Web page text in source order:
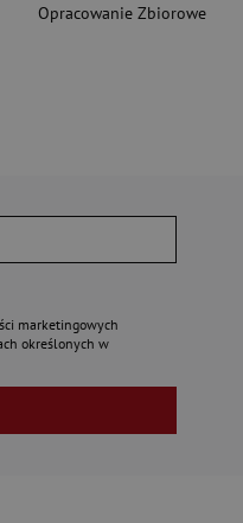
Opracowanie Zbiorowe
marketingowych
określonych w